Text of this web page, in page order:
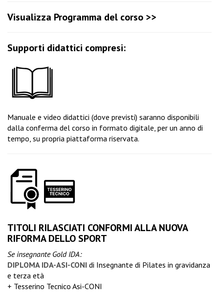
Visualizza Programma del corso >>
Supporti didattici compresi:
Manuale e video didattici (dove previsti) saranno disponibili
dalla conferma del corso in formato digitale, per un anno di
tempo, su propria piattaforma riservata.
TITOLI RILASCIATI CONFORMI ALLA NUOVA
RIFORMA DELLO SPORT
Se insegnante Gold IDA:
DIPLOMA IDA-ASI-CONI di Insegnante di Pilates in gravidanza
e terza età
+ Tesserino Tecnico Asi-CONI